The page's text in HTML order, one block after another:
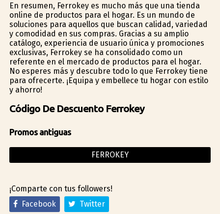
En resumen, Ferrokey es mucho más que una tienda
online de productos para el hogar. Es un mundo de
soluciones para aquellos que buscan calidad, variedad
y comodidad en sus compras. Gracias a su amplio
catálogo, experiencia de usuario única y promociones
exclusivas, Ferrokey se ha consolidado como un
referente en el mercado de productos para el hogar.
No esperes más y descubre todo lo que Ferrokey tiene
para ofrecerte. ¡Equipa y embellece tu hogar con estilo
y ahorro!
Código De Descuento Ferrokey
Promos antiguas
FERROKEY
¡Comparte con tus followers!
Facebook
Twitter